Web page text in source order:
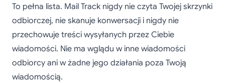
To pełna lista. Mail Track nigdy nie czyta Twojej skrzynki
odbiorczej, nie skanuje konwersacji i nigdy nie
przechowuje treści wysyłanych przez Ciebie
wiadomości. Nie ma wglądu w inne wiadomości
odbiorcy ani w żadne jego działania poza Twoją
wiadomością.